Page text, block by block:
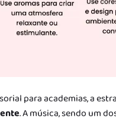
para academias, a
. A música, sendo um